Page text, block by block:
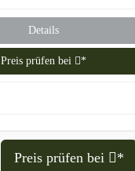
Details
Preis prüfen bei *
Preis prüfen bei *